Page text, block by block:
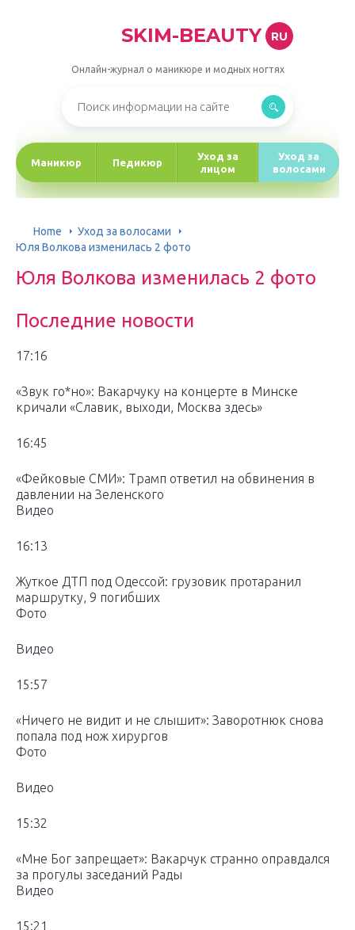
SKIM-BEAUTY RU
Онлайн-журнал о маникюре и модных ногтях
Маникюр Педикюр
Уход за
лицом
Уход за
волосами
Home
Уход за волосами
Юля Волкова изменилась 2 фото
Юля Волкова изменилась 2 фото
Последние новости
17:16
«Звук го*но»: Вакарчуку на концерте в Минске
кричали «Славик, выходи, Москва здесь»
16:45
«Фейковые СМИ»: Трамп ответил на обвинения в
давлении на Зеленского
Видео
16:13
Жуткое ДТП под Одессой: грузовик протаранил
маршрутку, 9 погибших
Фото
Видео
15:57
«Ничего не видит и не слышит»: Заворотнюк снова
попала под нож хирургов
Фото
Видео
15:32
«Мне Бог запрещает»: Вакарчук странно оправдался
за прогулы заседаний Рады
Видео
15:21